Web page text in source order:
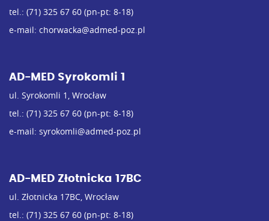
tel.: (71) 325 67 60 (pn-pt: 8-18)
e-mail: chorwacka@admed-poz.pl
AD-MED Syrokomli 1
ul. Syrokomli 1, Wrocław
tel.: (71) 325 67 60 (pn-pt: 8-18)
e-mail: syrokomli@admed-poz.pl
AD-MED Złotnicka 17BC
ul. Złotnicka 17BC, Wrocław
tel.: (71) 325 67 60 (pn-pt: 8-18)